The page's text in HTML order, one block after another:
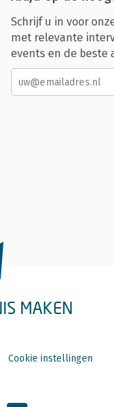
Schrijf u in voor
met relevante
events en de beste
MAKEN
Cookie instellingen